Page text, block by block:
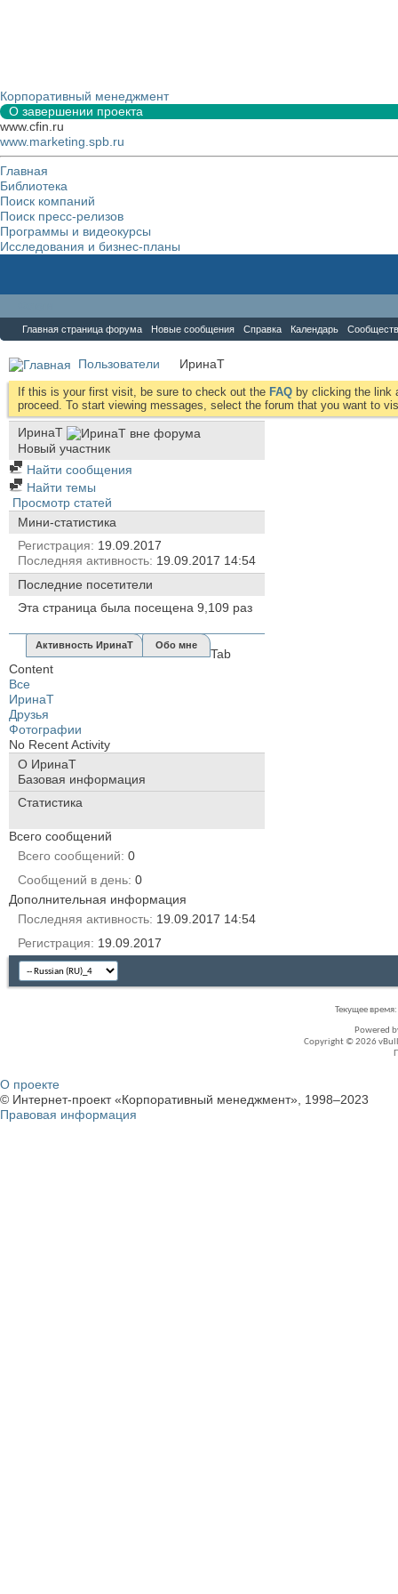
Корпоративный менеджмент
О завершении проекта
www.cfin.ru
www.marketing.spb.ru
Главная
Библиотека
Поиск компаний
Поиск пресс-релизов
Программы и видеокурсы
Исследования и бизнес-планы
Главная страница форума Новые сообщения Справка Календарь
Пользователи ИринаТ
If this is your first visit, be sure to check out the FAQ by clicking the link
proceed. To start viewing messages, select the forum that you want to
ИринаТ
Новый участник
Найти сообщения
Найти темы
Просмотр статей
Мини-статистика
Регистрация
19.09.2017
Последняя активность 19.09.2017 14:54
Последние посетители
Эта страница была посещена 9,109 раз
Активность ИринаТ Обо мне
Tab
Content
Все
ИринаТ
Друзья
Фотографии
No Recent Activity
О ИринаТ
Базовая информация
Статистика
Всего сообщений
Всего сообщений 0
Сообщений в день 0
Дополнительная информация
Последняя активность 19.09.2017 14:54
Регистрация
19.09.2017
Текущее время:
Powered
Copyright © 2026
О проекте
© Интернет-проект «Корпоративный менеджмент», 1998–2023
Правовая информация